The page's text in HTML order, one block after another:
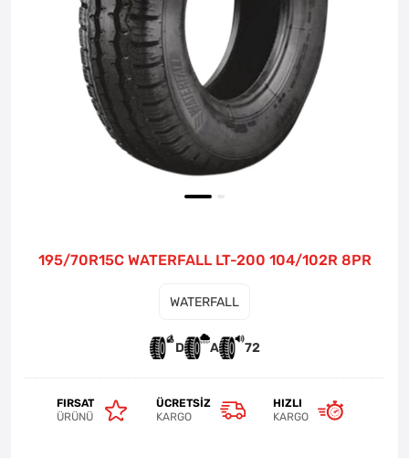
195/70R15C WATERFALL LT-200 104/102R 8PR
WATERFALL
D A 72
FIRSAT
ÜRÜNÜ
ÜCRETSIZ
KARGO
HIZLI
KARGO